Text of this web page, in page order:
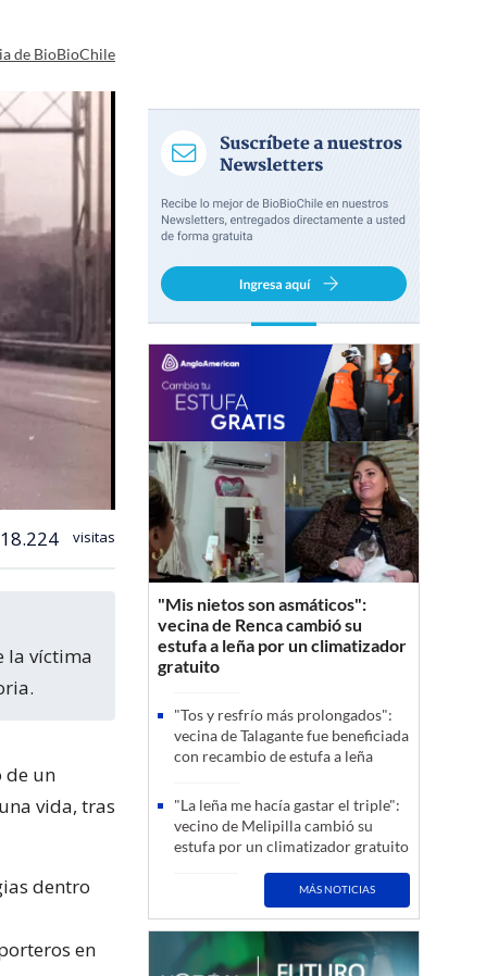
de BioBioChile
18.224 visitas
la víctima
de un
vida, tras
dentro
en
"Mis nietos son asmáticos":
vecina de Renca cambió su
estufa a leña por un climatizador
gratuito
"Tos y resfrío más prolongados":
vecina de Talagante fue beneficiada
con recambio de estufa a leña
"La leña me hacía gastar el triple":
vecino de Melipilla cambió su
estufa por un climatizador gratuito
MÁS NOTICIAS